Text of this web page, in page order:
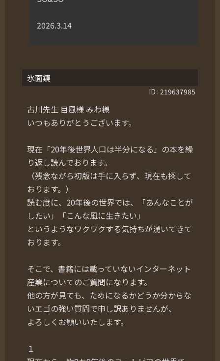
2026.3.14
氷面鏡
ID : 219637985
古川先生 目風様 みわ様
いつもありがとうございます。
現在「20年後世界人口は半分になる」の本を繰
り返し読んでおります。
（残念ながら初版は手に入らず、現在も探して
おります。）
読む度に、20年後の世界では、「あんなことが
したい」「こんな風に生きたい」
というようなワクワクする気持ちが湧いてきて
おります。
そこで、書籍には載っていないインターネット
産業についてのご質問になります。
他の方が見ても、ためになるかどうか分からな
いエゴの強い質問で申し訳ありませんが、
よろしくお願いいたします。
１